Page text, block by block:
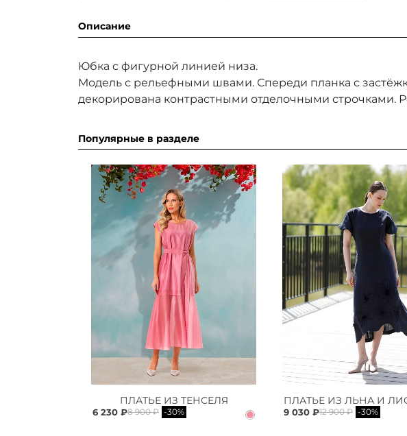
Описание
Юбка с фигурной линией низа.
Модель с рельефными швами. Спереди планка с
декорирована контрастными отделочными строчками.
Популярные в разделе
ПЛАТЬЕ ИЗ ТЕНСЕЛЯ
6 230 ₽8 900 ₽ -30% 9 030 ₽12 900 ₽ -30%